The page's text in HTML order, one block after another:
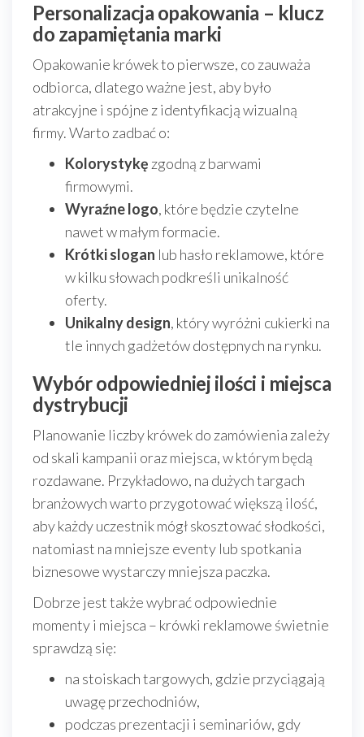
Personalizacja opakowania – klucz
do zapamiętania marki
Opakowanie krówek to pierwsze, co zauważa
odbiorca, dlatego ważne jest, aby było
atrakcyjne i spójne z identyfikacją wizualną
firmy. Warto zadbać o:
Kolorystykę zgodną z barwami
firmowymi.
Wyraźne logo, które będzie czytelne
nawet w małym formacie.
Krótki slogan lub hasło reklamowe, które
w kilku słowach podkreśli unikalność
oferty.
Unikalny design, który wyróżni cukierki na
tle innych gadżetów dostępnych na rynku.
Wybór odpowiedniej ilości i miejsca
dystrybucji
Planowanie liczby krówek do zamówienia zależy
od skali kampanii oraz miejsca, w którym będą
rozdawane. Przykładowo, na dużych targach
branżowych warto przygotować większą ilość,
aby każdy uczestnik mógł skosztować słodkości,
natomiast na mniejsze eventy lub spotkania
biznesowe wystarczy mniejsza paczka.
Dobrze jest także wybrać odpowiednie
momenty i miejsca – krówki reklamowe świetnie
sprawdzą się:
na stoiskach targowych, gdzie przyciągają
uwagę przechodniów,
podczas prezentacji i seminariów, gdy